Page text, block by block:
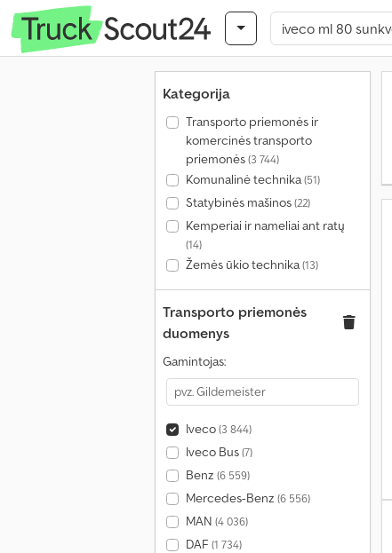
Kategorija
Transporto priemonės ir
komercinės transporto
priemonės(3 744)
Komunalinė technika(51)
Statybinės mašinos(22)
Kemperiai ir nameliai ant ratų
(14)
Žemės ūkio technika(13)
Transporto priemonės
duomenys
Gamintojas:
Iveco(3 844)
Iveco Bus(7)
Benz (6 559)
Mercedes-Benz (6 556)
MAN (4 036)
DAF (1 734)